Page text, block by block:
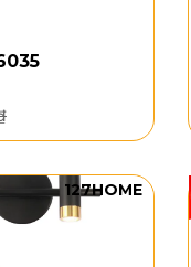
127HOME